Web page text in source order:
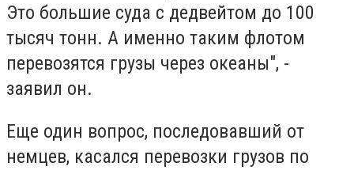
Это большие суда с дедвейтом до 100
тысяч тонн. А именно таким флотом
перевозятся грузы через океаны", -
заявил он.
Еще один вопрос, последовавший от
немцев, касался перевозки грузов по